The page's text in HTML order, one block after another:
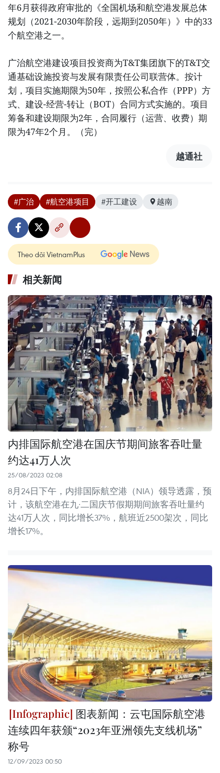
年6月获得政府审批的《全国机场和航空港发展总体
规划（2021-2030年阶段，远期到2050年）》中的33
个航空港之一。
广治航空港建设项目投资商为T&T集团旗下的T&T交
通基础设施投资与发展有限责任公司联营体。按计
划，项目实施期限为50年，按照公私合作（PPP）方
式、建设-经营-转让（BOT）合同方式实施的。项目
筹备和建设期限为2年，合同履行（运营、收费）期
限为47年2个月。（完）
越通社
#广治 #航空港项目 #开工建设 越南
Theo dõi VietnamPlus
相关新闻
内排国际航空港在国庆节期间旅客吞吐量
约达41万人次
25/08/2023 02:08
8月24日下午，内排国际航空港（NIA）领导透露，预
计，该航空港在九·二国庆节假期期间旅客吞吐量约
达41万人次，同比增长37%，航班近2500架次，同比
增长17%。
图表新闻：云屯国际航空港
连续四年获颁“2023年亚洲领先支线机场”
称号
12/09/2023 00:50